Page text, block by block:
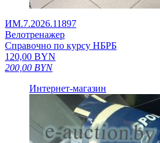
ИМ.7.2026.11897
Велотренажер
Справочно по курсу НБРБ
120,00 BYN
200,00 BYN
Интернет-магазин